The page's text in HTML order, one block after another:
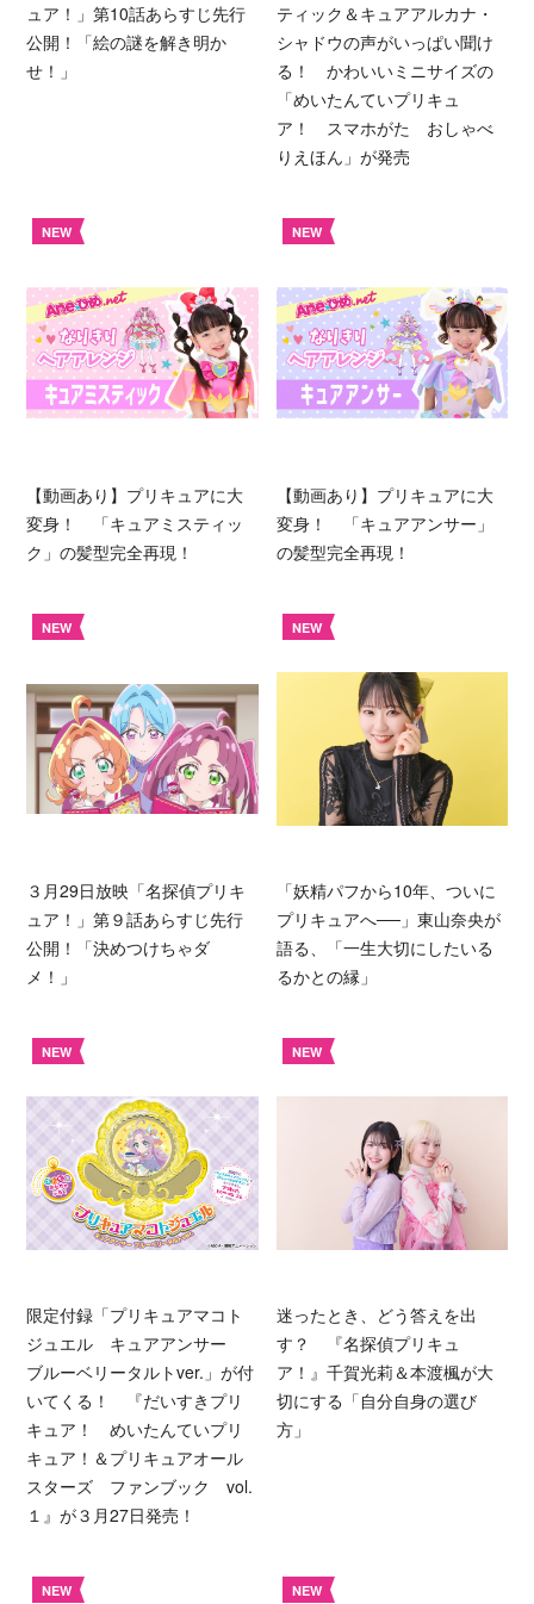
ュア！」第10話あらすじ先行
公開！「絵の謎を解き明か
せ！」
ティック＆キュアアルカナ・
シャドウの声がいっぱい聞け
る！ かわいいミニサイズの
「めいたんていプリキュ
ア！ スマホがた おしゃべ
りえほん」が発売
NEW
【動画あり】プリキュアに大
変身！ 「キュアミスティッ
ク」の髪型完全再現！
NEW
【動画あり】プリキュアに大
変身！ 「キュアアンサー」
の髪型完全再現！
NEW
３月29日放映「名探偵プリキ
ュア！」第９話あらすじ先行
公開！「決めつけちゃダ
メ！」
NEW
「妖精パフから10年、ついに
プリキュアへ──」東山奈央が
語る、「一生大切にしたいる
るかとの縁」
NEW
限定付録「プリキュアマコト
ジュエル キュアアンサー
ブルーベリータルトver.」が付
いてくる！ 『だいすきプリ
キュア！ めいたんていプリ
キュア！＆プリキュアオール
スターズ ファンブック vol.
１』が３月27日発売！
NEW
迷ったとき、どう答えを出
す？ 『名探偵プリキュ
ア！』千賀光莉＆本渡楓が大
切にする「自分自身の選び
方」
NEW NEW